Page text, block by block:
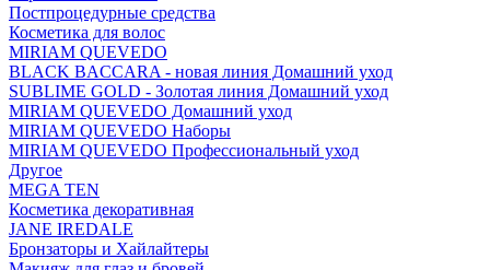
Постпроцедурные средства
Косметика для волос
MIRIAM QUEVEDO
BLACK BACCARA - новая линия Домашний уход
SUBLIME GOLD - Золотая линия Домашний уход
MIRIAM QUEVEDO Домашний уход
MIRIAM QUEVEDO Наборы
MIRIAM QUEVEDO Профессиональный уход
Другое
MEGA TEN
Косметика декоративная
JANE IREDALE
Бронзаторы и Хайлайтеры